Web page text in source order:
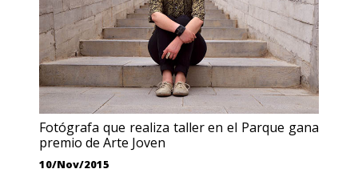
Fotógrafa que realiza taller en el Parque gana
premio de Arte Joven
10/Nov/2015